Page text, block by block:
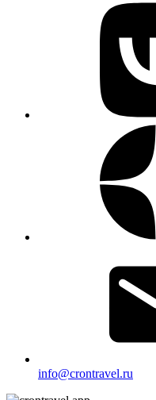
info@crontravel.ru